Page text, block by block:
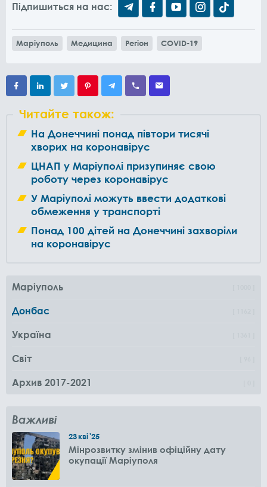
Підпишиться на нас:
Маріуполь Медицина Регіон COVID-19
Читайте також:
На Донеччині понад півтори тисячі
хворих на коронавірус
ЦНАП у Маріуполі призупиняє свою
роботу через коронавірус
У Маріуполі можуть ввести додаткові
обмеження у транспорті
Понад 100 дітей на Донеччині захворіли
на коронавірус
Маріуполь
Донбас
Україна
Світ
Архив 2017-2021
Важливі
23кві'25
Мінрозвитку змінив офіційну дату
окупації Маріуполя